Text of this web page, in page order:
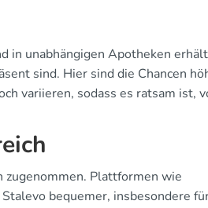
unabhängigen Apotheken
sind. Hier sind die Chancen
variieren, sodass es ratsam ist,
zugenommen. Plattformen wie
bequemer, insbesondere